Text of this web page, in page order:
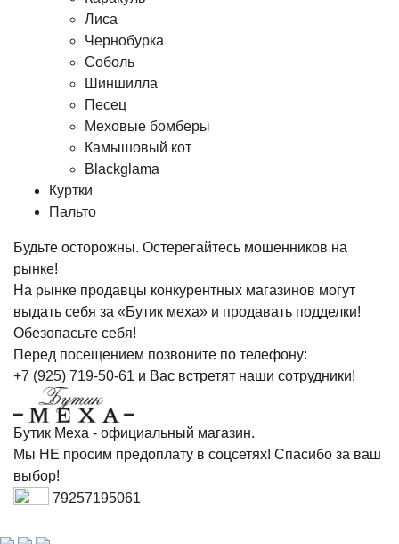
Лиса
Чернобурка
Соболь
Шиншилла
Песец
Меховые бомберы
Камышовый кот
Blackglama
Куртки
Пальто
Будьте осторожны. Остерегайтесь мошенников на
рынке!
На рынке продавцы конкурентных магазинов могут
выдать себя за «Бутик меха» и продавать подделки!
Обезопасьте себя!
Перед посещением позвоните по телефону:
+7 (925) 719-50-61 и Вас встретят наши сотрудники!
Бутик Меха - официальный магазин.
Мы НЕ просим предоплату в соцсетях! Спасибо за ваш
выбор!
79257195061